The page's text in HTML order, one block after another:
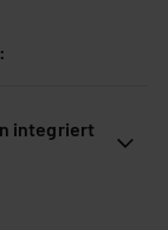
integriert